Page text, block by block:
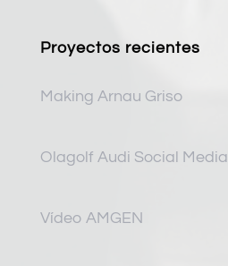
Proyectos recientes
Making Arnau Griso
Olagolf Audi Social Media
Vídeo AMGEN